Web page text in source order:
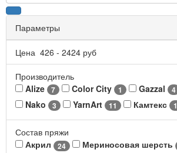
Параметры
Цена 426 - 2424 руб
Производитель
Alize
7 Color City 1 Gazzal 4
Nako 3 YarnArt 11 Камтекс 1
Состав пряжи
Акрил
24 Мериносовая шерсть